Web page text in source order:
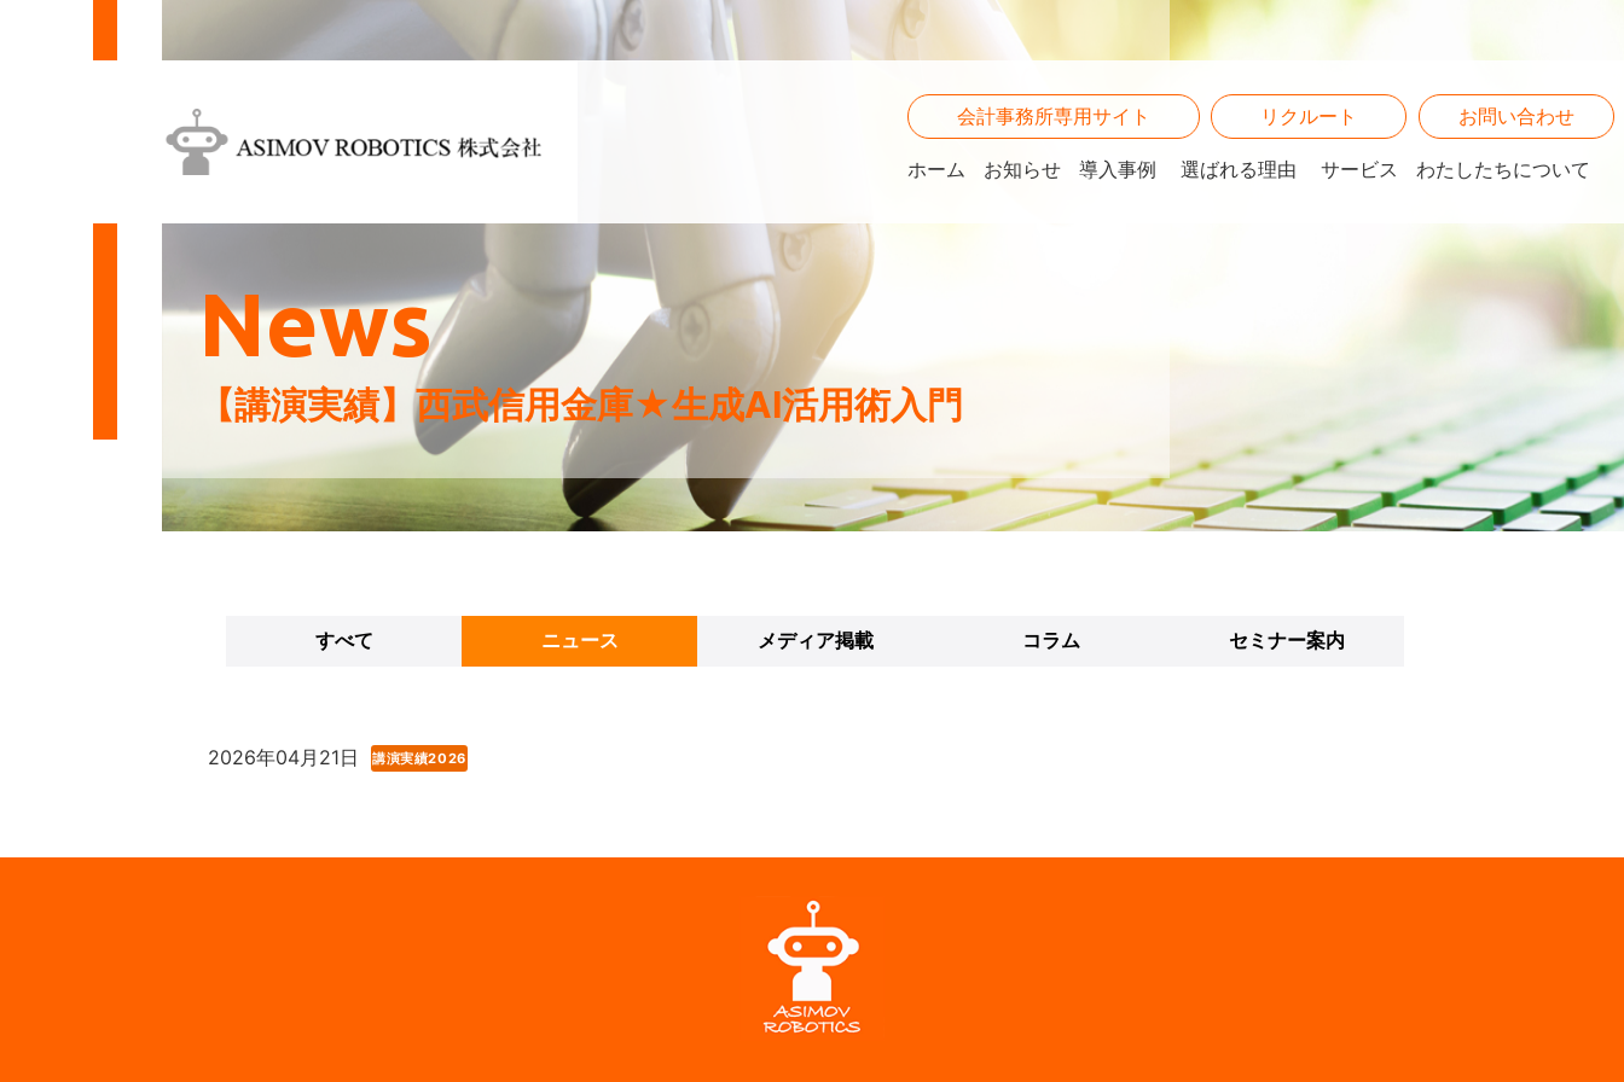
会計事務所専用サイト リクルート お問い合わせ
ホーム お知らせ 導入事例 選ばれる理由 サービス わたしたちについて
News
【講演実績】西武信用金庫★生成AI活用術入門
すべて ニュース メディア掲載 コラム セミナー案内
2026年04月21日 講演実績2026